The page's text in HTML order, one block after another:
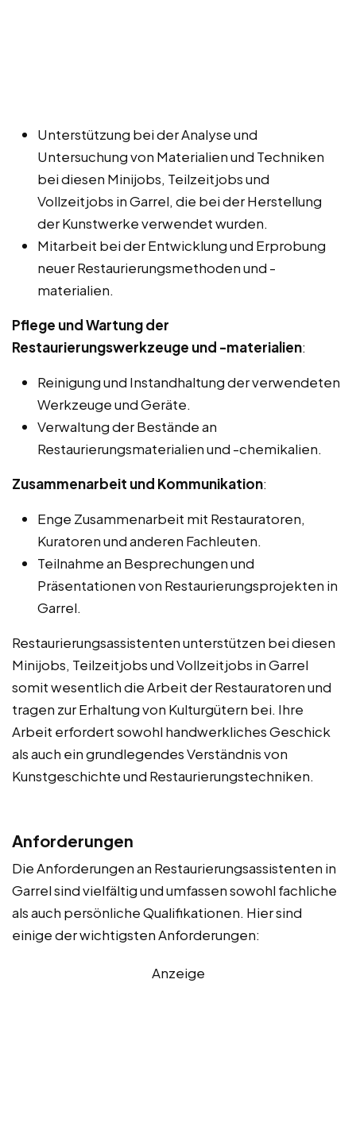
Unterstützung bei der Analyse und
Untersuchung von Materialien und Techniken
bei diesen Minijobs, Teilzeitjobs und
Vollzeitjobs in Garrel, die bei der Herstellung
der Kunstwerke verwendet wurden.
Mitarbeit bei der Entwicklung und Erprobung
neuer Restaurierungsmethoden und -
materialien.
Pflege und Wartung der
Restaurierungswerkzeuge und -materialien:
Reinigung und Instandhaltung der verwendeten
Werkzeuge und Geräte.
Verwaltung der Bestände an
Restaurierungsmaterialien und -chemikalien.
Zusammenarbeit und Kommunikation:
Enge Zusammenarbeit mit Restauratoren,
Kuratoren und anderen Fachleuten.
Teilnahme an Besprechungen und
Präsentationen von Restaurierungsprojekten in
Garrel.
Restaurierungsassistenten unterstützen bei diesen
Minijobs, Teilzeitjobs und Vollzeitjobs in Garrel
somit wesentlich die Arbeit der Restauratoren und
tragen zur Erhaltung von Kulturgütern bei. Ihre
Arbeit erfordert sowohl handwerkliches Geschick
als auch ein grundlegendes Verständnis von
Kunstgeschichte und Restaurierungstechniken.
Anforderungen
Die Anforderungen an Restaurierungsassistenten in
Garrel sind vielfältig und umfassen sowohl fachliche
als auch persönliche Qualifikationen. Hier sind
einige der wichtigsten Anforderungen:
Anzeige